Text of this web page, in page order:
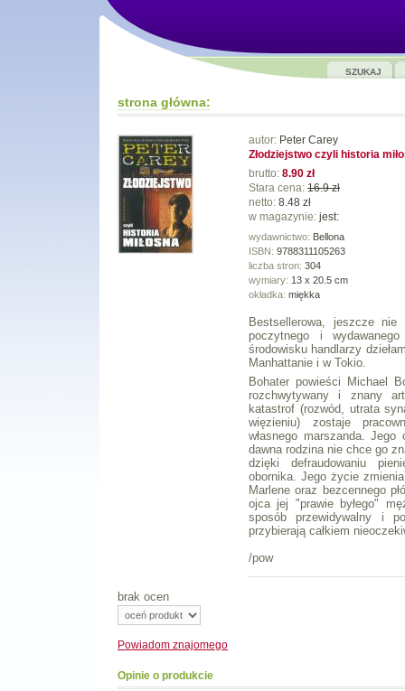
SZUKAJ
strona główna:
autor: Peter Carey
Złodziejstwo czyli historia
brutto: 8.90 zł
Stara cena: 16.9 zł
netto: 8.48 zł
w magazynie: jest:
wydawnictwo: Bellona
ISBN: 9788311105263
liczba stron: 304
wymiary: 13 x 20.5 cm
okładka: miękka
Bestsellerowa, jeszcze
poczytnego i
środowisku handlarzy
Manhattanie i w Tokio.
Bohater powieści Michael
rozchwytywany i znany
katastrof (rozwód, utrata
więzieniu) zostaje
własnego marszanda.
dawna rodzina nie chce go
dzięki defraudowaniu
obornika. Jego życie
Marlene oraz bezcennego
ojca jej "prawie byłego"
sposób przewidywalny i
przybierają całkiem
/pow
brak ocen
Powiadom znajomego
Opinie o produkcie